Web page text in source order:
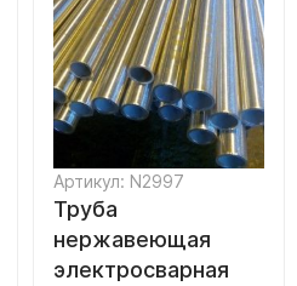
Артикул: N2997
Труба
нержавеющая
электросварная